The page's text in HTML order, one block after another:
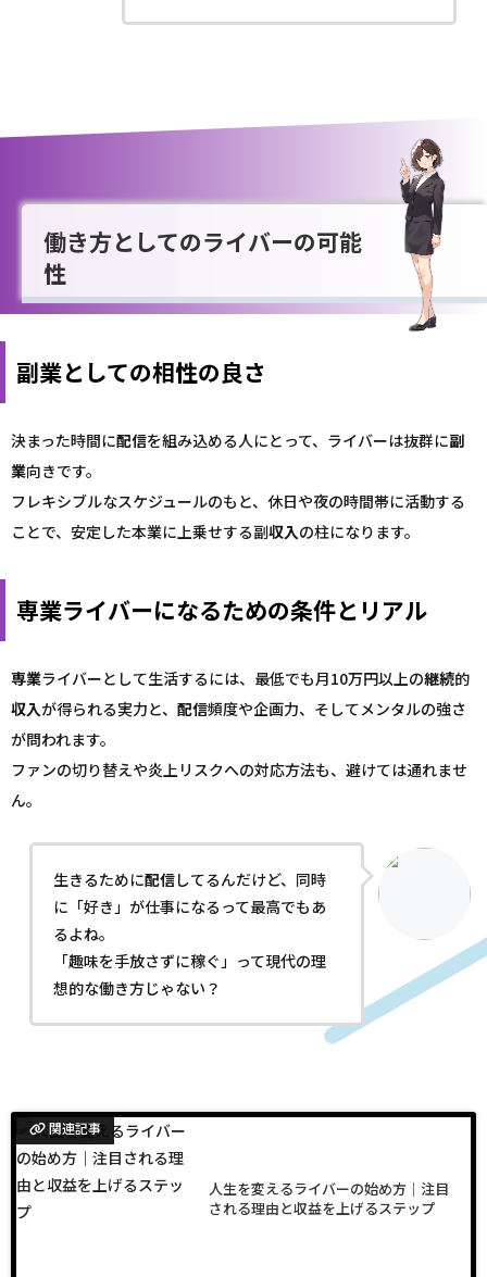
働き方としてのライバーの可能
性
副業としての相性の良さ
決まった時間に配信を組み込める人にとって、ライバーは抜群に副
業向きです。
フレキシブルなスケジュールのもと、休日や夜の時間帯に活動する
ことで、安定した本業に上乗せする副収入の柱になります。
専業ライバーになるための条件とリアル
専業ライバーとして生活するには、最低でも月10万円以上の継続的
収入が得られる実力と、 配信頻度や企画力、そしてメンタルの強さ
が問われます。
ファンの切り替えや炎上リスクへの対応方法も、避けては通れませ
ん。
生きるために配信してるんだけど、同時
に「好き」が仕事になるって最高でもあ
るよね。
「趣味を手放さずに稼ぐ」って現代の理
想的な働き方じゃない？
関連記事
人生を変えるライバーの始め方｜注目
される理由と収益を上げるステップ